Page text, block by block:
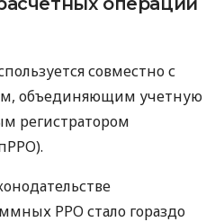
совместно с
объединяющим учетную
регистратором
РРО стало гораздо